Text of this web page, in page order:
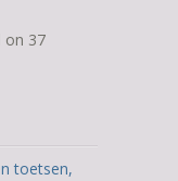
on 37
toetsen,